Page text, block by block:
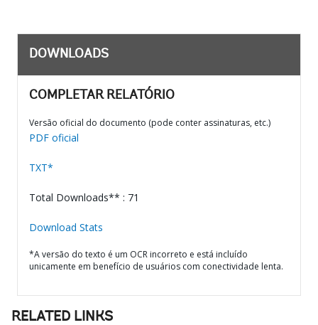
DOWNLOADS
COMPLETAR RELATÓRIO
Versão oficial do documento (pode conter assinaturas, etc.)
PDF oficial
TXT*
Total Downloads** : 71
Download Stats
*A versão do texto é um OCR incorreto e está incluído
unicamente em benefício de usuários com conectividade lenta.
RELATED LINKS